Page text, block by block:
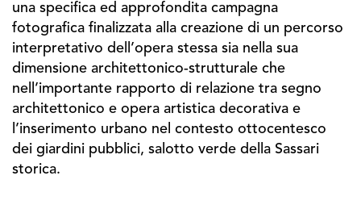
una specifica ed approfondita campagna
fotografica finalizzata alla creazione di un percorso
interpretativo dell’opera stessa sia nella sua
dimensione architettonico-strutturale che
nell’importante rapporto di relazione tra segno
architettonico e opera artistica decorativa e
l’inserimento urbano nel contesto ottocentesco
dei giardini pubblici, salotto verde della Sassari
storica.